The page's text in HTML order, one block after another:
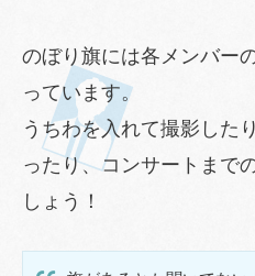
のぼり旗には各メンバー
っています。
うちわを入れて撮影した
ったり、コンサートまで
しょう！